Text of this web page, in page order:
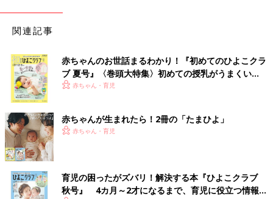
関連記事
赤ちゃんのお世話まるわかり！『初めてのひよこクラ
ブ 夏号』〈巻頭大特集〉初めての授乳がうまくい
く！ おっぱい・ミルクの基本と夏のトラブル 解決テ
赤ちゃん・育児
赤ちゃんが生まれたら！2冊の「たまひよ」
赤ちゃん・育児
育児の困ったがズバリ！解決する本『ひよこクラブ
秋号』 4カ月～2才になるまで、育児に役立つ情報が